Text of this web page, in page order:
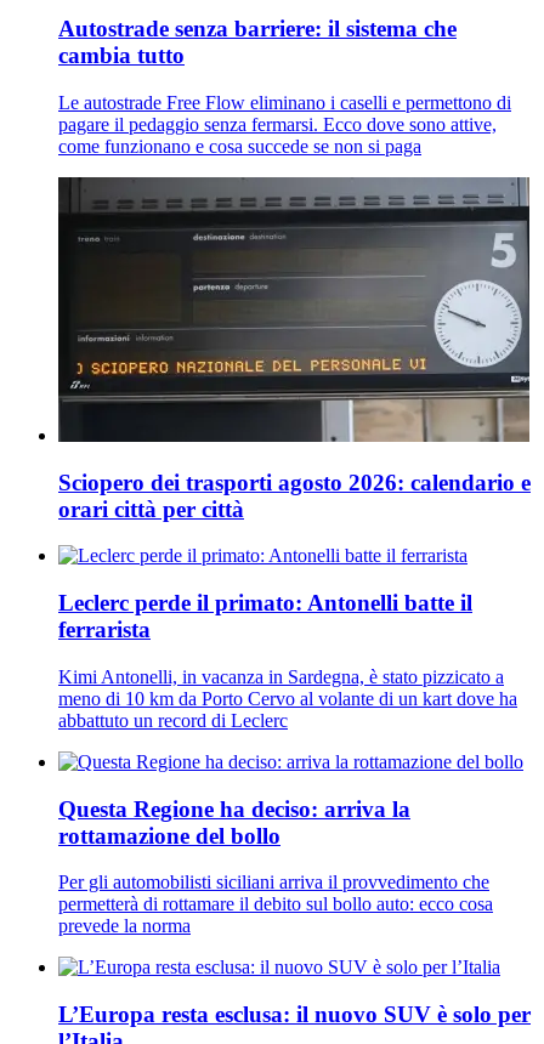
Autostrade senza barriere: il sistema che
cambia tutto
Le autostrade Free Flow eliminano i caselli e permettono di
pagare il pedaggio senza fermarsi. Ecco dove sono attive,
come funzionano e cosa succede se non si paga
Sciopero dei trasporti agosto 2026: calendario e
orari città per città
Leclerc perde il primato: Antonelli batte il
ferrarista
Kimi Antonelli, in vacanza in Sardegna, è stato pizzicato a
meno di 10 km da Porto Cervo al volante di un kart dove ha
abbattuto un record di Leclerc
Questa Regione ha deciso: arriva la
rottamazione del bollo
Per gli automobilisti siciliani arriva il provvedimento che
permetterà di rottamare il debito sul bollo auto: ecco cosa
prevede la norma
L’Europa resta esclusa: il nuovo SUV è solo per